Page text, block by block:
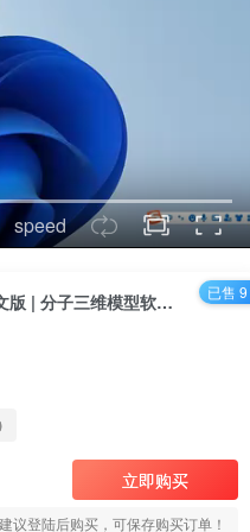
speed
PyMOL 3.0.3 破解版安装包 | Win英文版 | 分子三维模型软件 | 下载链接+安装教程
立即购买
议登陆后购买，可保存购买订单！
已售 9